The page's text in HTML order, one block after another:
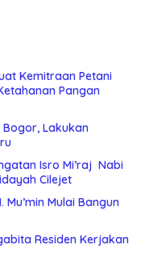
Kemitraan Petani
Pangan
Lakukan
Isro Mi’raj Nabi
Cilejet
Mulai Bangun
Residen Kerjakan